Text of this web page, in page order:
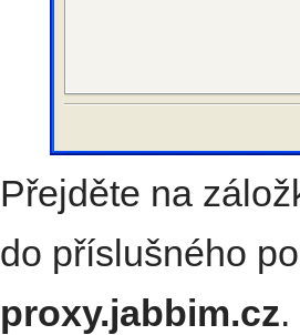
Přejděte na
do příslušného
proxy.jabbim.cz.